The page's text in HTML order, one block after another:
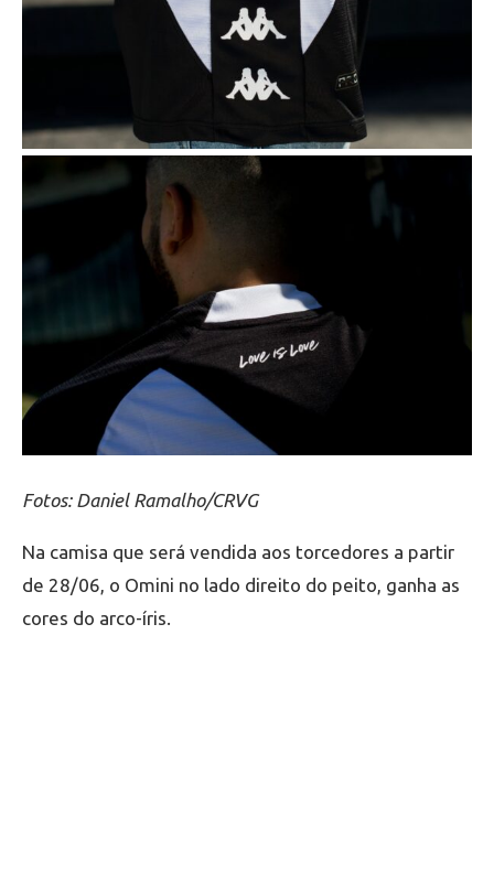
Fotos: Daniel Ramalho/CRVG
Na camisa que será vendida aos torcedores a partir
de 28/06, o Omini no lado direito do peito, ganha as
cores do arco-íris.